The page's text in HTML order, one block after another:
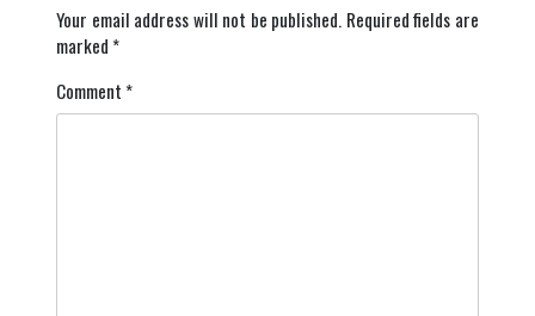
Your email address will not be published. Required fields are
marked *
Comment *